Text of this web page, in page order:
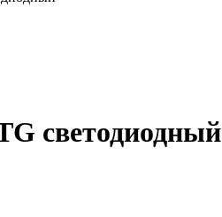
светодиодный